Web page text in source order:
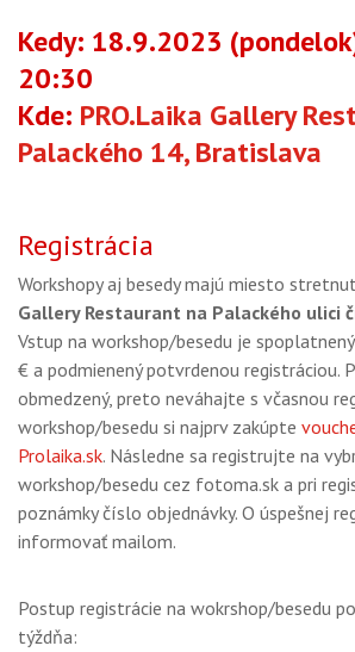
Kedy: 18.9.2023
20:30
Kde: PRO.Laika Gallery
Palackého 14, Bratislava
Registrácia
Workshopy aj besedy majú miesto
Gallery Restaurant na Palackého ulici
Vstup na workshop/besedu je
€ a podmienený potvrdenou registráciou.
obmedzený, preto neváhajte s včasnou
workshop/besedu si najprv zakúpte
Prolaika.sk. Následne sa registrujte na
workshop/besedu cez fotoma.sk a pri
poznámky číslo objednávky. O úspešnej
informovať mailom.
Postup registrácie na wokrshop/besedu
týždňa: